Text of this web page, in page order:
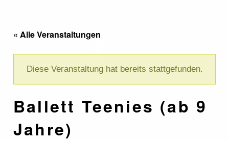
« Alle Veranstaltungen
Diese Veranstaltung hat bereits stattgefunden.
Ballett Teenies (ab 9
Jahre)